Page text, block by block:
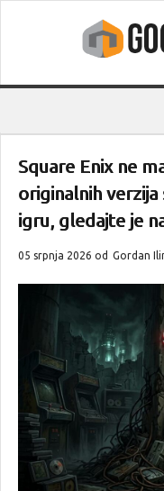
Square Enix ne
originalnih verzija
igru, gledajte je
05 srpnja 2026 od Gordan